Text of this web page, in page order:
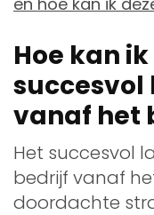
Hoe kan
succesvol
vanaf het
Het succesvol
bedrijf vanaf
doordachte